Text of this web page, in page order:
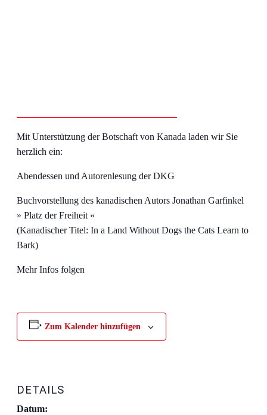
Mit Unterstützung der Botschaft von Kanada laden wir Sie
herzlich ein:
Abendessen und Autorenlesung der DKG
Buchvorstellung des kanadischen Autors Jonathan Garfinkel
» Platz der Freiheit «
(Kanadischer Titel: In a Land Without Dogs the Cats Learn to
Bark)
Mehr Infos folgen
Zum Kalender hinzufügen
DETAILS
Datum: